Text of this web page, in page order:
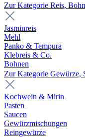
Zur Kategorie Reis,
Jasminreis
Mehl
Panko & Tempura
Klebreis & Co.
Bohnen
Zur Kategorie Gewürze,
Kochwein & Mirin
Pasten
Saucen
Gewürzmischungen
Reingewürze